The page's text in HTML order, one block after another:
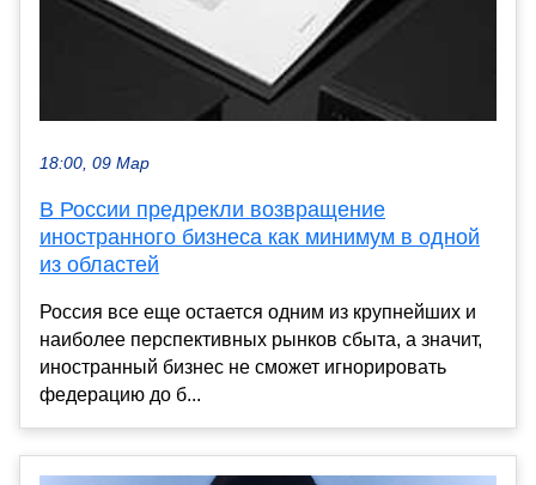
18:00, 09 Мар
В России предрекли возвращение
иностранного бизнеса как минимум в одной
из областей
Россия все еще остается одним из крупнейших и
наиболее перспективных рынков сбыта, а значит,
иностранный бизнес не сможет игнорировать
федерацию до б...